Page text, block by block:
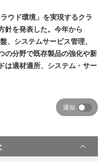
ウド環境」を実現するクラ
針を発表した。今年から
、システムサービス管理、
の分野で既存製品の強化や新
は適材適所、システム・サー
通知